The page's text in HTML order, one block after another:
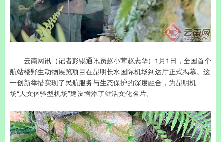
云南网讯（记者彭锡通讯员赵小茸赵志华）1月1日，全国首个
航站楼野生动物展览项目在昆明长水国际机场到达厅正式揭幕。这
一创新举措实现了民航服务与生态保护的深度融合，为昆明机
场“人文体验型机场”建设增添了鲜活文化名片。